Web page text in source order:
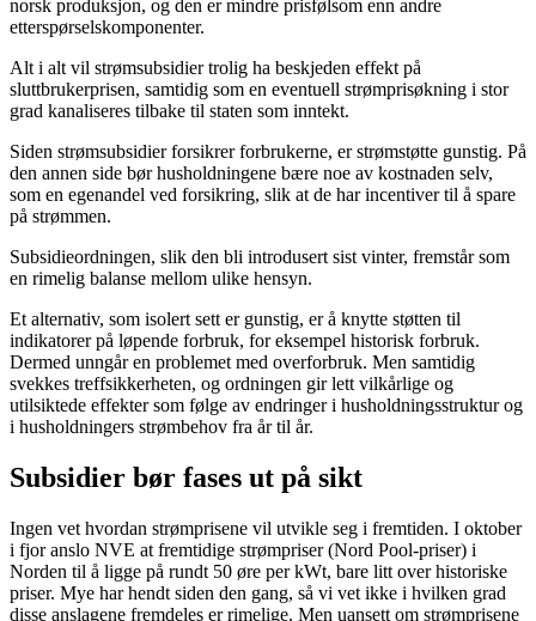
norsk produksjon, og den er mindre prisfølsom enn andre
etterspørselskomponenter.
Alt i alt vil strømsubsidier trolig ha beskjeden effekt på
sluttbrukerprisen, samtidig som en eventuell strømprisøkning i stor
grad kanaliseres tilbake til staten som inntekt.
Siden strømsubsidier forsikrer forbrukerne, er strømstøtte gunstig. På
den annen side bør husholdningene bære noe av kostnaden selv,
som en egenandel ved forsikring, slik at de har incentiver til å spare
på strømmen.
Subsidieordningen, slik den bli introdusert sist vinter, fremstår som
en rimelig balanse mellom ulike hensyn.
Et alternativ, som isolert sett er gunstig, er å knytte støtten til
indikatorer på løpende forbruk, for eksempel historisk forbruk.
Dermed unngår en problemet med overforbruk. Men samtidig
svekkes treffsikkerheten, og ordningen gir lett vilkårlige og
utilsiktede effekter som følge av endringer i husholdningsstruktur og
i husholdningers strømbehov fra år til år.
Subsidier bør fases ut på sikt
Ingen vet hvordan strømprisene vil utvikle seg i fremtiden. I oktober
i fjor anslo NVE at fremtidige strømpriser (Nord Pool-priser) i
Norden til å ligge på rundt 50 øre per kWt, bare litt over historiske
priser. Mye har hendt siden den gang, så vi vet ikke i hvilken grad
disse anslagene fremdeles er rimelige. Men uansett om strømprisene